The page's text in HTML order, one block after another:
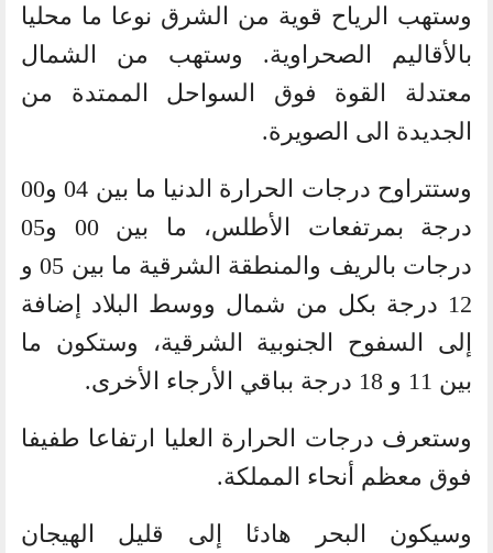
وستهب الرياح قوية من الشرق نوعا ما محليا
بالأقاليم الصحراوية. وستهب من الشمال
معتدلة القوة فوق السواحل الممتدة من
الجديدة الى الصويرة.
وستتراوح درجات الحرارة الدنيا ما بين 04 و00
درجة بمرتفعات الأطلس، ما بين 00 و05
درجات بالريف والمنطقة الشرقية ما بين 05 و
12 درجة بكل من شمال ووسط البلاد إضافة
إلى السفوح الجنوبية الشرقية، وستكون ما
بين 11 و 18 درجة بباقي الأرجاء الأخرى.
وستعرف درجات الحرارة العليا ارتفاعا طفيفا
فوق معظم أنحاء المملكة.
وسيكون البحر هادئا إلى قليل الهيجان